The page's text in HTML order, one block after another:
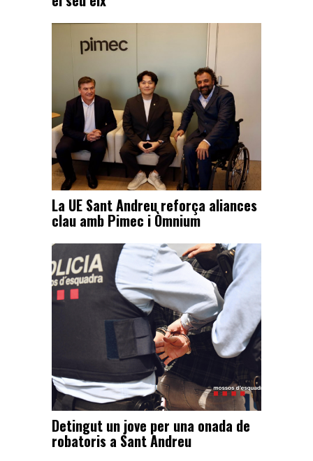
La UE Sant Andreu reforça aliances
clau amb Pimec i Òmnium
Detingut un jove per una onada de
robatoris a Sant Andreu